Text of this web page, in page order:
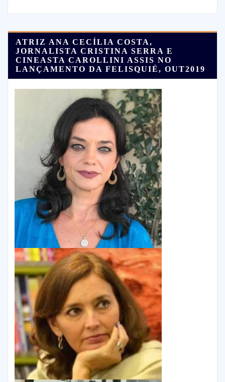
ATRIZ ANA CECÍLIA COSTA,
JORNALISTA CRISTINA SERRA E
CINEASTA CAROLLINI ASSIS NO
LANÇAMENTO DA FELISQUIÉ, OUT2019